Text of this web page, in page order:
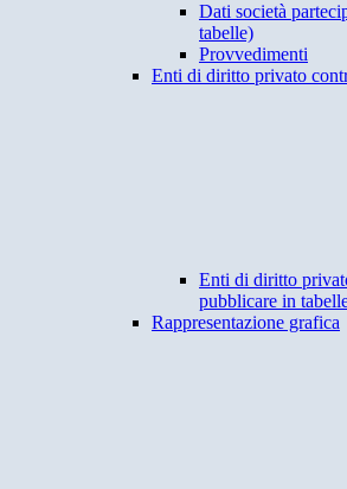
Dati società
tabelle)
Provvedimenti
Enti di diritto privato
Enti di diritto
pubblicare in
Rappresentazione grafica